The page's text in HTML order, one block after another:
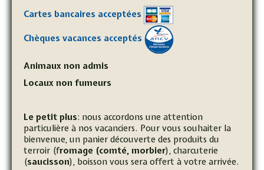
Cartes bancaires acceptées
Chèques vacances acceptés
Animaux non admis
Locaux non fumeurs
Le petit plus: nous accordons une attention
particulière à nos vacanciers. Pour vous souhaiter la
bienvenue, un panier découverte des produits du
terroir (fromage (comté, morbier), charcuterie
(saucisson), boisson vous sera offert à votre arrivée.